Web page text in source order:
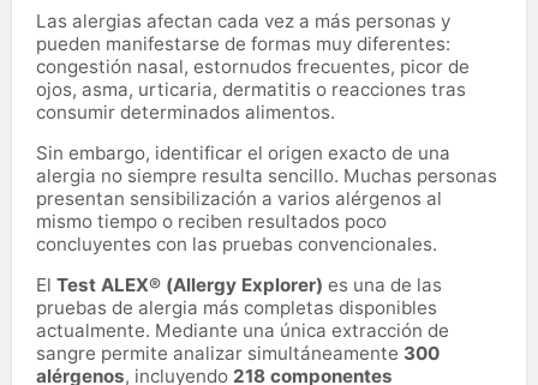
Las alergias afectan cada vez a más personas y
pueden manifestarse de formas muy diferentes:
congestión nasal, estornudos frecuentes, picor de
ojos, asma, urticaria, dermatitis o reacciones tras
consumir determinados alimentos.
Sin embargo, identificar el origen exacto de una
alergia no siempre resulta sencillo. Muchas personas
presentan sensibilización a varios alérgenos al
mismo tiempo o reciben resultados poco
concluyentes con las pruebas convencionales.
El Test ALEX® (Allergy Explorer) es una de las
pruebas de alergia más completas disponibles
actualmente. Mediante una única extracción de
sangre permite analizar simultáneamente 300
alérgenos, incluyendo 218 componentes